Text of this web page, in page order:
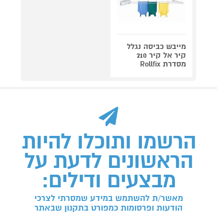
מייבש כביסה נגלל
קיר אל קיר 210
מסדרת Rollfix
הרשמו ותוכלו להיות
הראשונים לדעת על
מבצעים ודילים:
מאשר/ת להשתמש במידע שמסרתי לצרכי
הודעות ופרסומות כמפורט בתקנון שבאתר